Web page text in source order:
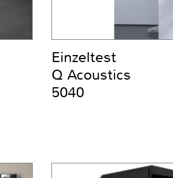
Einzeltest
Q Acoustics
5040